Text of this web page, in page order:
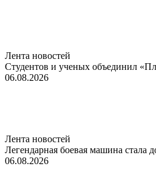
Лента новостей
Студентов и ученых объединил
06.08.2026
Лента новостей
Легендарная боевая машина стала
06.08.2026